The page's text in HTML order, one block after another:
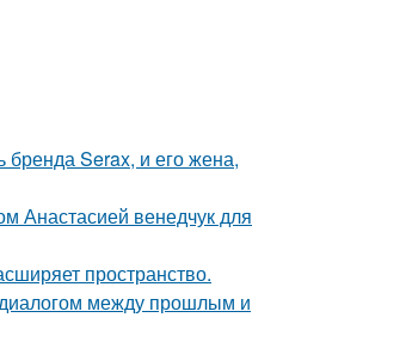
бренда Serax, и его жена,
Анастасией венедчук для
пространство.
диалогом между прошлым и